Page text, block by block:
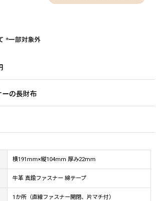
*一部対象外
ーの長財布
横191mm×縦104mm 厚み22mm
牛革 真鍮ファスナー 綿テープ
1か所（直線ファスナー開閉、片マチ付）